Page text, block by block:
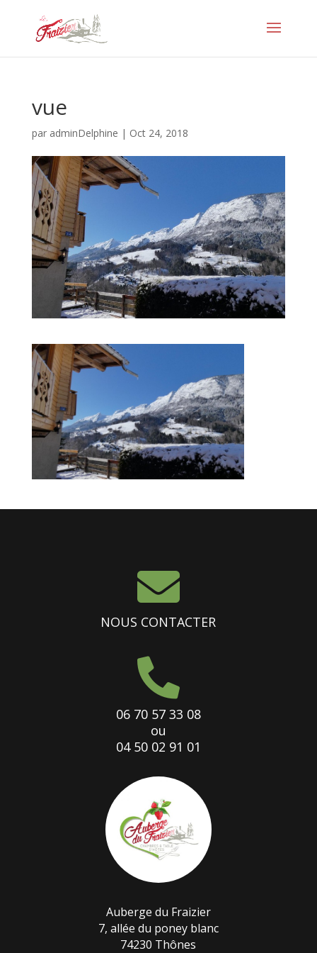
vue
par adminDelphine | Oct 24, 2018

NOUS CONTACTER

06 70 57 33 08
ou
04 50 02 91 01
Auberge du Fraizier
7, allée du poney blanc
74230 Thônes